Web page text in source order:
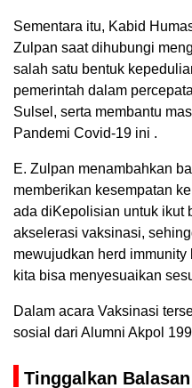
Sementara itu, Kabid
Zulpan saat dihubungi
salah satu bentuk
pemerintah dalam
Sulsel, serta membantu
Pandemi Covid-19 ini .
E. Zulpan menambahkan
memberikan kesempatan
ada diKepolisian untuk ikut
akselerasi vaksinasi,
mewujudkan herd
kita bisa menyesuaikan
Dalam acara Vaksinasi
sosial dari Alumni Akpol
Tinggalkan Balasan